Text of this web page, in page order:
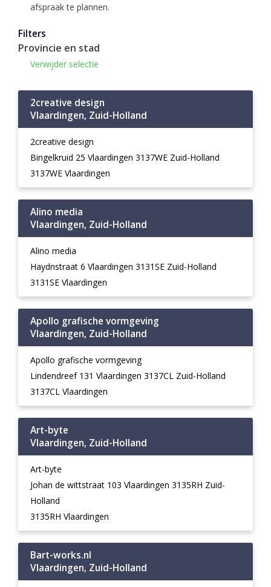
afspraak te plannen.
Filters
Provincie en stad
Verwijder selectie
2creative design
Vlaardingen, Zuid-Holland
2creative design
Bingelkruid 25 Vlaardingen 3137WE Zuid-Holland
3137WE Vlaardingen
Alino media
Vlaardingen, Zuid-Holland
Alino media
Haydnstraat 6 Vlaardingen 3131SE Zuid-Holland
3131SE Vlaardingen
Apollo grafische vormgeving
Vlaardingen, Zuid-Holland
Apollo grafische vormgeving
Lindendreef 131 Vlaardingen 3137CL Zuid-Holland
3137CL Vlaardingen
Art-byte
Vlaardingen, Zuid-Holland
Art-byte
Johan de wittstraat 103 Vlaardingen 3135RH Zuid-
Holland
3135RH Vlaardingen
Bart-works.nl
Vlaardingen, Zuid-Holland